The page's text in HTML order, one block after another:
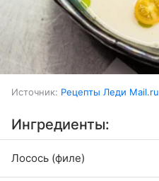
Источник: Рецепты Леди Mail.ru
Ингредиенты:
Лосось (филе)